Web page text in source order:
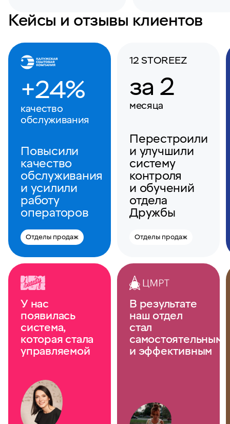
Кейсы и отзывы клиентов
+24%
качество
обслуживания
Повысили
качество
обслуживания
и усилили
работу
операторов
Отделы продаж
12 STOREEZ
за 2
месяца
Перестроили
и улучшили
систему
контроля
и обучений
отдела
Дружбы
Отделы продаж
У нас
появилась
система,
которая стала
управляемой
В результате
наш отдел
стал
самостоятельным
и эффективным